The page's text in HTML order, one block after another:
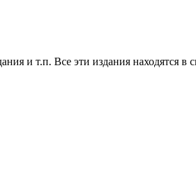
и т.п. Все эти издания находятся в